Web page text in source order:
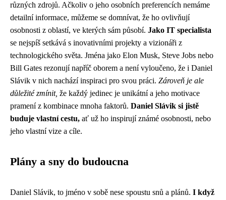
různých zdrojů. Ačkoliv o jeho osobních preferencích nemáme
detailní informace, můžeme se domnívat, že ho ovlivňují
osobnosti z oblastí, ve kterých sám působí. Jako IT specialista
se nejspíš setkává s inovativními projekty a vizionáři z
technologického světa. Jména jako Elon Musk, Steve Jobs nebo
Bill Gates rezonují napříč oborem a není vyloučeno, že i Daniel
Slávik v nich nachází inspiraci pro svou práci. Zároveň je ale
důležité zmínit, že každý jedinec je unikátní a jeho motivace
pramení z kombinace mnoha faktorů. Daniel Slávik si jistě
buduje vlastní cestu, ať už ho inspirují známé osobnosti, nebo
jeho vlastní vize a cíle.
Plány a sny do budoucna
Daniel Slávik, to jméno v sobě nese spoustu snů a plánů. I když